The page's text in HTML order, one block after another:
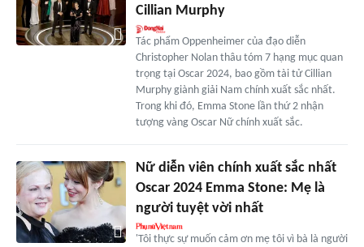
Cillian Murphy
Tác phẩm Oppenheimer của đạo diễn
Christopher Nolan thâu tóm 7 hạng mục quan
trọng tại Oscar 2024, bao gồm tài tử Cillian
Murphy giành giải Nam chính xuất sắc nhất.
Trong khi đó, Emma Stone lần thứ 2 nhận
tượng vàng Oscar Nữ chính xuất sắc.
Nữ diễn viên chính xuất sắc nhất
Oscar 2024 Emma Stone: Mẹ là
người tuyệt vời nhất
'Tôi thực sự muốn cảm ơn mẹ tôi vì bà là người